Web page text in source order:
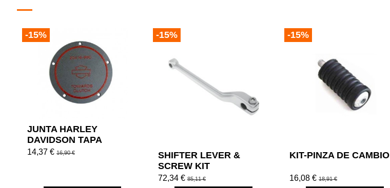
-15%
JUNTA HARLEY
DAVIDSON TAPA
EMBRAGUE
14,37 € 16,90 €
-15%
SHIFTER LEVER &
SCREW KIT
72,34 €85,11 €
-15%
KIT-PINZA DE CAMBIO
16,08 €18,91 €